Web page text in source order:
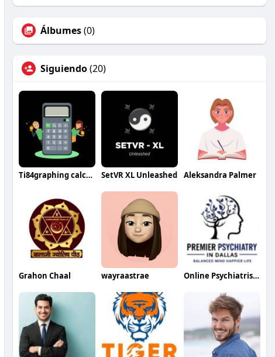
Álbumes(0)
Siguiendo(20)
Ti84graphing calculator SetVR XL Unleashed Aleksandra Palmer
Grahon Chaal wayraastrae Online Psychiatrist in Dallas